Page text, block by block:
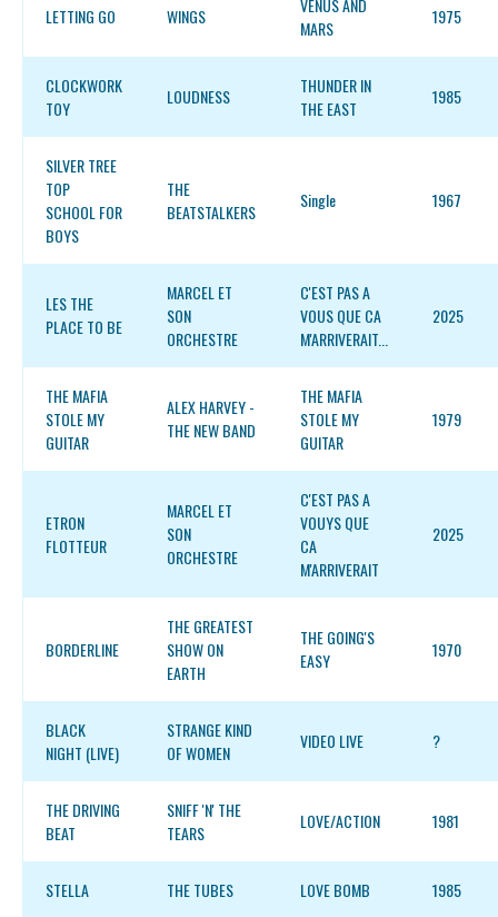
LETTING GO WINGS
VENUS AND
MARS
1975
CLOCKWORK
TOY
LOUDNESS
THUNDER IN
THE EAST
1985
SILVER TREE
TOP
SCHOOL FOR
BOYS
THE
BEATSTALKERS
Single 1967
LES THE
PLACE TO BE
MARCEL ET
SON
ORCHESTRE
C'EST PAS A
VOUS QUE CA
M'ARRIVERAIT...
2025
THE MAFIA
STOLE MY
GUITAR
ALEX HARVEY -
THE NEW BAND
THE MAFIA
STOLE MY
GUITAR
1979
ETRON
FLOTTEUR
MARCEL ET
SON
ORCHESTRE
C'EST PAS A
VOUYS QUE
CA
M'ARRIVERAIT
2025
BORDERLINE
THE GREATEST
SHOW ON
EARTH
THE GOING'S
EASY
1970
BLACK
NIGHT (LIVE)
STRANGE KIND
OF WOMEN
VIDEO LIVE ?
THE DRIVING
BEAT
SNIFF 'N' THE
TEARS
LOVE/ACTION 1981
STELLA THE TUBES LOVE BOMB 1985